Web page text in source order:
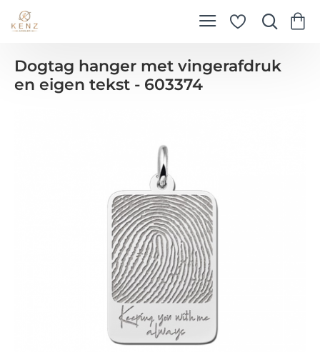
Dogtag hanger met vingerafdruk
en eigen tekst - 603374